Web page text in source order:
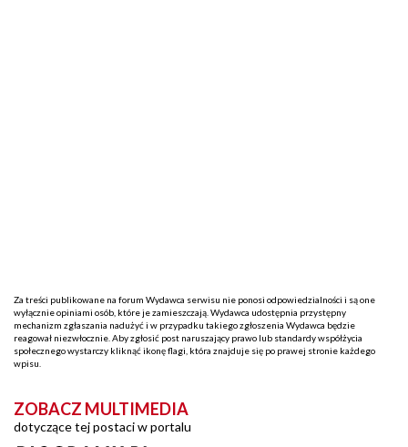
Za treści publikowane na forum Wydawca serwisu nie ponosi odpowiedzialności i są one
wyłącznie opiniami osób, które je zamieszczają. Wydawca udostępnia przystępny
mechanizm zgłaszania nadużyć i w przypadku takiego zgłoszenia Wydawca będzie
reagował niezwłocznie. Aby zgłosić post naruszający prawo lub standardy współżycia
społecznego wystarczy kliknąć ikonę flagi, która znajduje się po prawej stronie każdego
wpisu.
ZOBACZ MULTIMEDIA
dotyczące tej postaci w portalu